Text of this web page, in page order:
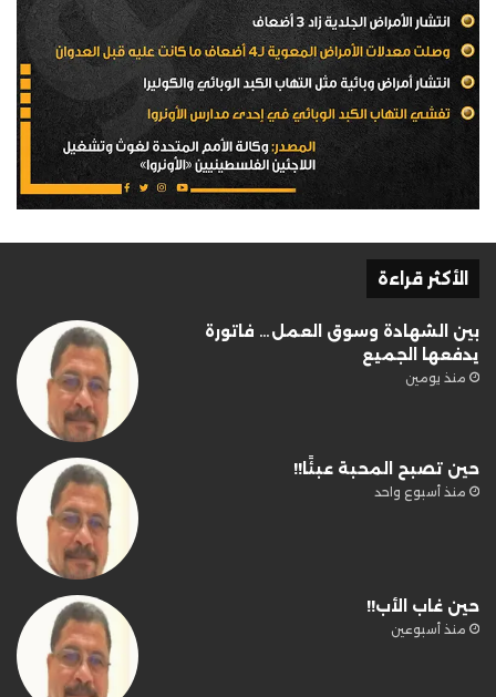
الأكثر قراءة
بين الشهادة وسوق العمل… فاتورة
يدفعها الجميع
منذ يومين
حين تصبح المحبة عبئًا!!
منذ أسبوع واحد
حين غاب الأب!!
منذ أسبوعين